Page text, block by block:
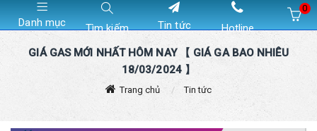
Danh mục Tìm kiếm Tin tức Hotline
0
GIÁ GAS MỚI NHẤT HÔM NAY 【 GIÁ GA BAO NHIÊU
18/03/2024 】
Trang chủ Tin tức